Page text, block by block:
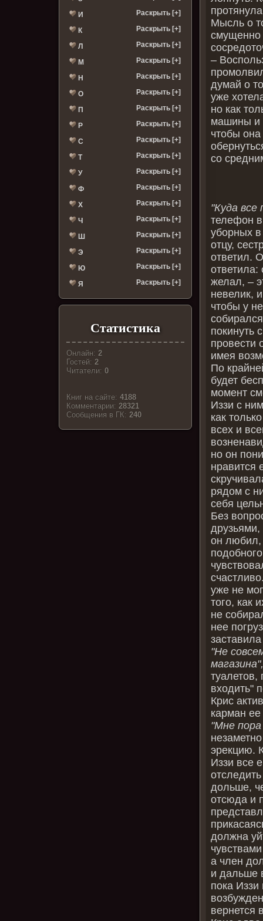
И Раскрыть [+]
К Раскрыть [+]
Л Раскрыть [+]
М Раскрыть [+]
Н Раскрыть [+]
О Раскрыть [+]
П Раскрыть [+]
Р Раскрыть [+]
С Раскрыть [+]
Т Раскрыть [+]
У Раскрыть [+]
Ф Раскрыть [+]
Х Раскрыть [+]
Ч Раскрыть [+]
Ш Раскрыть [+]
Э Раскрыть [+]
Ю Раскрыть [+]
Я Раскрыть [+]
Статистика
Онлайн:2
Гостей:2
Читатели:0
Книг на сайте:4188
Комментарии:28321
Cообщения в ГК:240
Мысль о
смущенно
–
думай о
уже
но как
машины и
чтобы
со
"Куда все
телефон
уборных в
отцу,
ответил.
желал, –
невелик,
чтобы у
покинуть
провести
имея
По
будет
момент
Иззи с
как
всех и
но он
нравится
рядом с
себя
Без
он любил,
уже не
того, как
не
нее
"Не
туалетов,
входить"
Крис
карман
"Мне
эрекцию.
Иззи все
дольше,
отсюда и
должна
а член
и дальше
пока
вернется